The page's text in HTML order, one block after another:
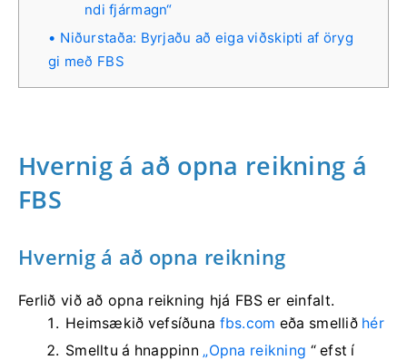
ndi fjármagn“
Niðurstaða: Byrjaðu að eiga viðskipti af öryg
gi með FBS
Hvernig á að opna reikning á
FBS
Hvernig á að opna reikning
Ferlið við að opna reikning hjá FBS er einfalt.
Heimsækið vefsíðuna fbs.com eða smellið hér
Smelltu á hnappinn „Opna reikning “ efst í